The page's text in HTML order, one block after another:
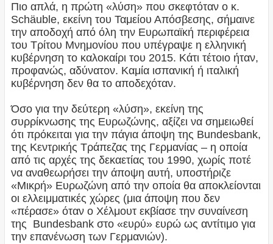
Πιο απλά, η πρώτη «λύση» που σκεφτόταν ο κ.
Schäuble, εκείνη του Ταμείου Απόσβεσης, σήμαινε
την αποδοχή από όλη την Ευρωπαϊκή περιφέρεια
του Τρίτου Μνημονίου που υπέγραψε η ελληνική
κυβέρνηση το καλοκαίρι του 2015. Κάτι τέτοιο ήταν,
προφανώς, αδύνατον. Καμία ισπανική ή ιταλική
κυβέρνηση δεν θα το αποδεχόταν.
Όσο για την δεύτερη «λύση», εκείνη της
συρρίκνωσης της Ευρωζώνης, αξίζει να σημειωθεί
ότι πρόκειται για την πάγια άποψη της Bundesbank,
της Κεντρικής Τράπεζας της Γερμανίας – η οποία
από τις αρχές της δεκαετίας του 1990, χωρίς ποτέ
να αναθεωρήσει την άποψη αυτή, υποστήριζε
«Μικρή» Ευρωζώνη από την οποία θα αποκλείονται
οι ελλειμματικές χώρες (μια άποψη που δεν
«πέρασε» όταν ο Χέλμουτ εκβίασε την συναίνεση
της Bundesbank στο «ευρύ» ευρώ ως αντίτιμο για
την επανένωση των Γερμανιών).